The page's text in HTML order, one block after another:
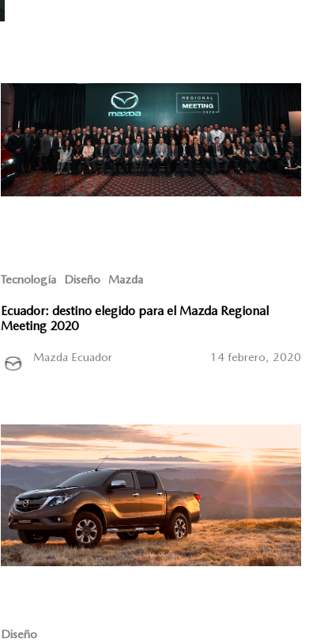
Tecnología Diseño Mazda
Ecuador: destino elegido para el Mazda Regional
Meeting 2020
Mazda Ecuador 14 febrero, 2020
Diseño